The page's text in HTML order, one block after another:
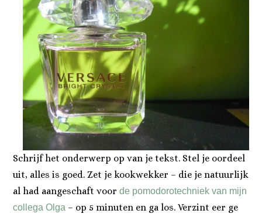
Schrijf het onderwerp op van je tekst. Stel je oordeel
uit, alles is goed. Zet je kookwekker – die je natuurlijk
al had aangeschaft voorde pomodorotechniek van mijn
collega Olga – op 5 minuten en ga los. Verzint eer ge